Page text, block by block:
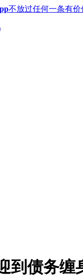
不放过任何一条有
到债务缠